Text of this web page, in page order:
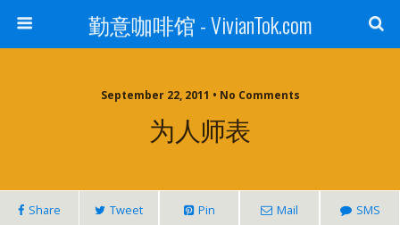
勤意咖啡馆 - VivianTok.com
September 22, 2011 • No Comments
为人师表
Share Tweet Pin Mail SMS